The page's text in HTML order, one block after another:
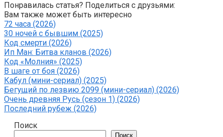
Понравилась статья? Поделиться с друзьями:
Вам также может быть интересно
72 часа (2026)
30 ночей с бывшим (2025)
Код смерти (2026)
Ип Ман: Битва кланов (2026)
Код «Молния» (2025)
В шаге от боя (2026)
Кабул (мини-сериал) (2025)
Бегущий по лезвию 2099 (мини-сериал) (2026)
Очень древняя Русь (сезон 1) (2026)
Последний рубеж (2026)
Поиск
Поиск